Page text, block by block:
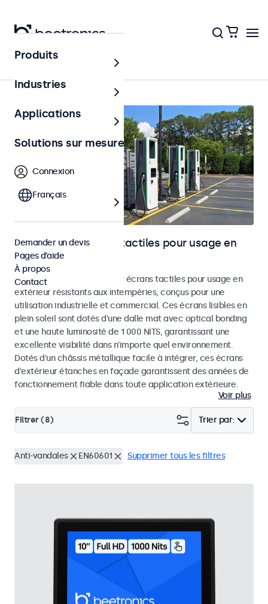
Accueil
Moniteurs et écrans tactiles pour usage en
extérieur
Découvrez nos moniteurs et écrans tactiles pour usage en
extérieur résistants aux intempéries, conçus pour une
utilisation industrielle et commercial. Ces écrans lisibles en
plein soleil sont dotés d'une dalle mat avec optical bonding
et une haute luminosité de 1 000 NITS, garantissant une
excellente visibilité dans n'importe quel environnement.
Dotés d'un châssis métallique facile à intégrer, ces écrans
d'extérieur étanches en façade garantissent des années de
fonctionnement fiable dans toute application extérieure.
Voir plus
Trier par:
Filtrer (8)
Anti-vandales EN60601 Supprimer tous les filtres
Produits
Industries
Applications
Solutions sur mesure
Connexion
Français
Demander un devis
Pages d’aide
À propos
Contact